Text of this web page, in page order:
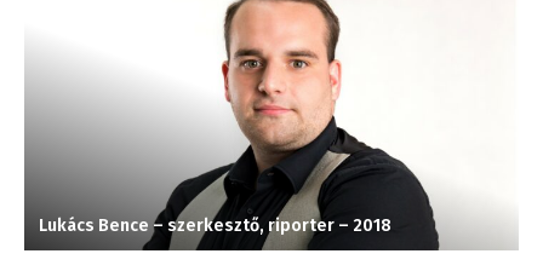
Lukács Bence – szerkesztő, riporter – 2018